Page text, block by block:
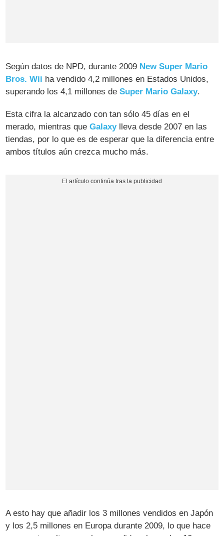
Según datos de NPD, durante 2009 New Super Mario
Bros. Wii ha vendido 4,2 millones en Estados Unidos,
superando los 4,1 millones deSuper Mario Galaxy.
Esta cifra la alcanzado con tan sólo 45 días en el
merado, mientras queGalaxylleva desde 2007 en las
tiendas, por lo que es de esperar que la diferencia entre
ambos títulos aún crezca mucho más.
A esto hay que añadir los 3 millones vendidos en Japón
y los 2,5 millones en Europa durante 2009, lo que hace